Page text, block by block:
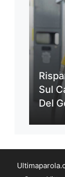
Sul
Del